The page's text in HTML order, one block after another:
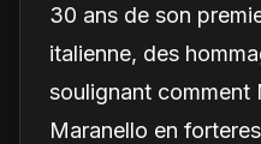
30 ans de son
italienne, des
soulignant comment
Maranello en